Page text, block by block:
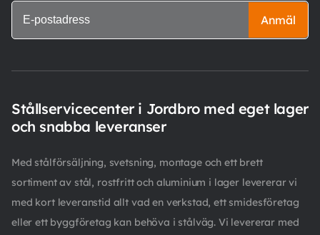
Anmäl
Stållservicecenter i Jordbro med eget lager
och snabba leveranser
Med stålförsäljning, svetsning, montage och ett brett
sortiment av stål, rostfritt och aluminium i lager levererar vi
med kort leveranstid allt vad en verkstad, ett smidesföretag
eller ett byggföretag kan behöva i stålväg. Vi levererar med